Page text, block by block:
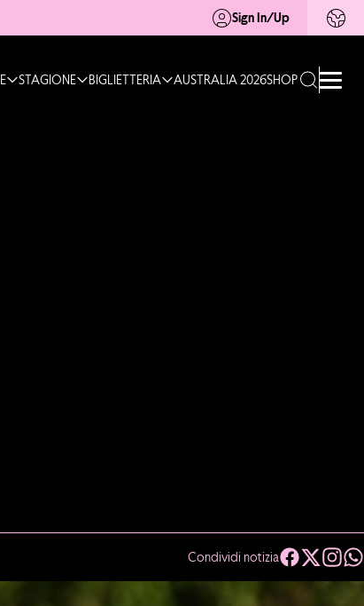
Sign In/Up
STAGIONE BIGLIETTERIA AUSTRALIA 2026SHOP
Condividi notizia